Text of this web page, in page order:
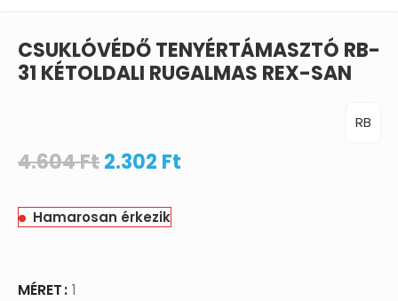
CSUKLÓVÉDŐ TENYÉRTÁMASZTÓ RB-
31 KÉTOLDALI RUGALMAS REX-SAN
RB
4.604Ft2.302 Ft
Hamarosan érkezik
MÉRET 1